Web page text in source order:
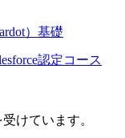
）基礎
認定コース
けています。